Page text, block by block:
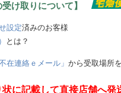
受け取りについて】
設定済みのお客様
とは？
在連絡ｅメール」 から受取場所
に記載して直接店舗へ発